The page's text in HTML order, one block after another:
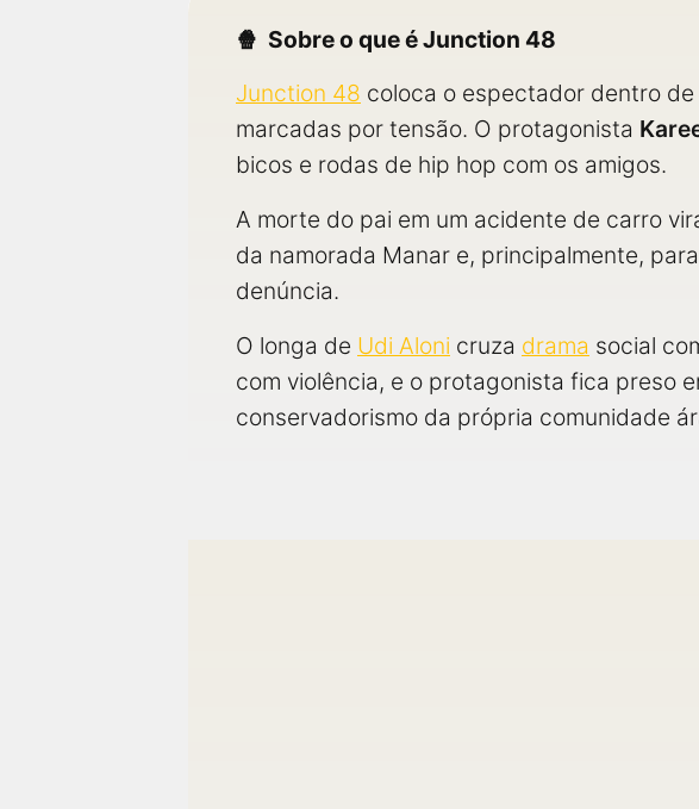
Sobre o que é Junction 48
Junction 48 coloca o espectador dentro
marcadas por tensão. O protagonista
bicos e rodas de hip hop com os amigos.
A morte do pai em um acidente de carro
da namorada Manar e, principalmente,
denúncia.
O longa de Udi Aloni cruza drama social
com violência, e o protagonista fica preso
conservadorismo da própria comunidade